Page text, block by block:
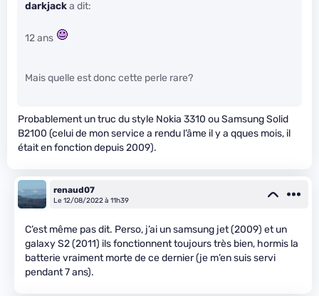
darkjacka dit:
12 ans
Mais quelle est donc cette perle rare?
Probablement un truc du style Nokia 3310 ou Samsung Solid
B2100 (celui de mon service a rendu l’âme il y a qques mois, il
était en fonction depuis 2009).
renaud07
Le 12/08/2022 à 11h39
C’est même pas dit. Perso, j’ai un samsung jet (2009) et un
galaxy S2 (2011) ils fonctionnent toujours très bien, hormis la
batterie vraiment morte de ce dernier (je m’en suis servi
pendant 7 ans).